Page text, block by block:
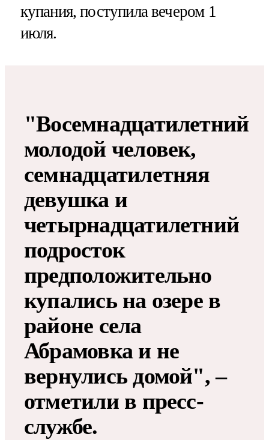
купания, поступила вечером 1
июля.
"Восемнадцатилетний
молодой человек,
семнадцатилетняя
девушка и
четырнадцатилетний
подросток
предположительно
купались на озере в
районе села
Абрамовка и не
вернулись домой", –
отметили в пресс-
службе.